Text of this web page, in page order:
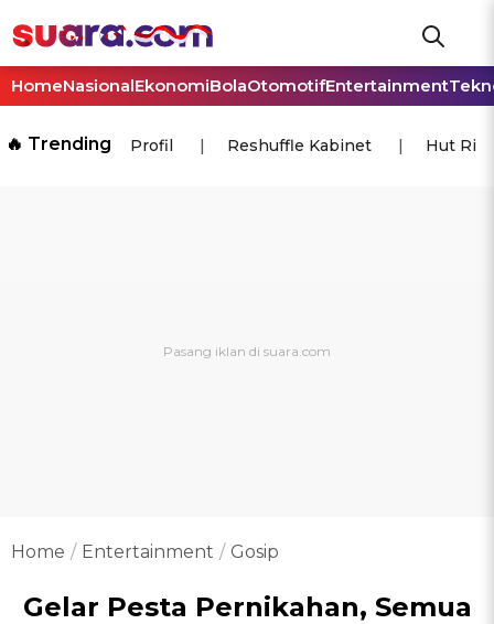
HomeNasionalEkonomiBolaOtomotifEntertainment
🔥 Trending Profil Reshuffle Kabinet Hut Ri
Home Entertainment Gosip
Gelar Pesta Pernikahan, Semua